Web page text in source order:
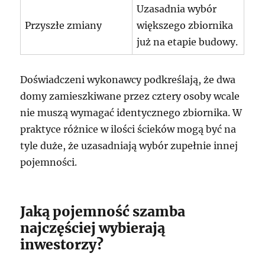
Przyszłe zmiany
Uzasadnia wybór
większego zbiornika
już na etapie budowy.
Doświadczeni wykonawcy podkreślają, że dwa
domy zamieszkiwane przez cztery osoby wcale
nie muszą wymagać identycznego zbiornika. W
praktyce różnice w ilości ścieków mogą być na
tyle duże, że uzasadniają wybór zupełnie innej
pojemności.
Jaką pojemność szamba
najczęściej wybierają
inwestorzy?